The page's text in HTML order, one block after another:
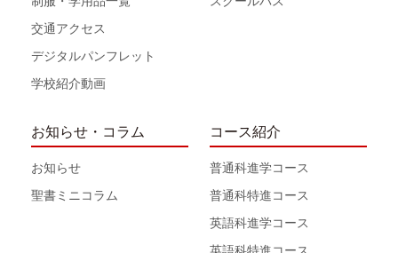
交通アクセス
デジタルパンフレット
学校紹介動画
お知らせ・コラム
お知らせ
聖書ミニコラム
コース紹介
普通科進学コース
普通科特進コース
英語科進学コース